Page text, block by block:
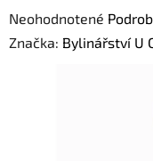
Priemerné
hodnotenie
Neohodnotené
Značka: Bylinářství U